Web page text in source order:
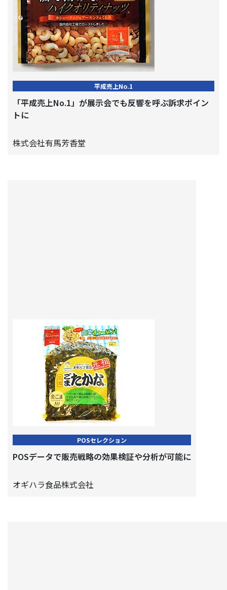
平成売上No.1
「平成売上No.1」が展示会でも反響を呼ぶ訴求ポイン
トに
株式会社有馬芳香堂
POSセレクション
POSデータで販売戦略の効果検証や分析が可能に
オギハラ食品株式会社